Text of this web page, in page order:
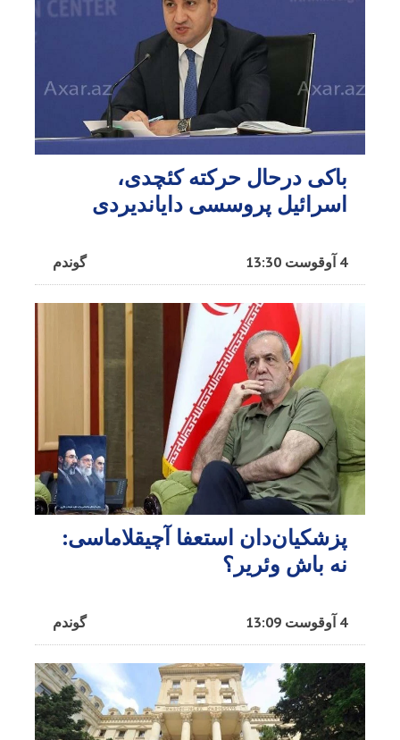
باکی درحال حرکته کئچدی،
اسرائیل پروسسی دایاندیردی
گوندم 4 آوقوست 13:30
پزشکیان‌دان استعفا آچیقلاماسی:
نه باش وئریر؟
گوندم 4 آوقوست 13:09